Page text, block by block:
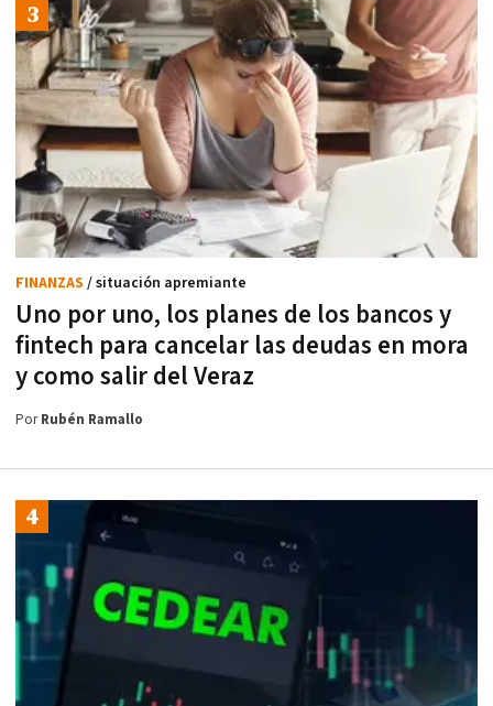
Uno por uno, los planes de los bancos y
fintech para cancelar las deudas en mora
y como salir del Veraz
FINANZAS / situación apremiante
PorRubén Ramallo